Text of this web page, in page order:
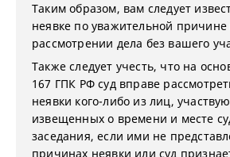
Таким образом, вам следует
неявке по уважительной причине
рассмотрении дела без вашего
Также следует учесть, что на
167 ГПК РФ суд вправе
неявки кого-либо из лиц,
извещенных о времени и месте
заседания, если ими не
причинах неявки или суд